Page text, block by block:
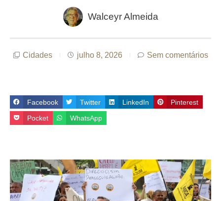
Walceyr Almeida
Cidades julho 8, 2026 Sem comentários
Facebook Twitter LinkedIn Pinterest
Pocket WhatsApp